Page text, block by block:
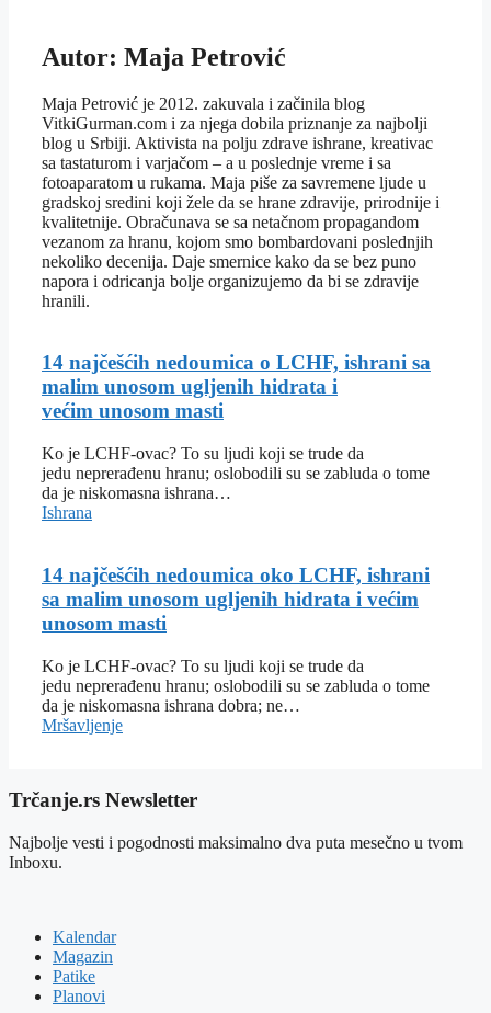
Autor: Maja Petrović
Maja Petrović je 2012. zakuvala i začinila blog
VitkiGurman.com i za njega dobila priznanje za najbolji
blog u Srbiji. Aktivista na polju zdrave ishrane, kreativac
sa tastaturom i varjačom – a u poslednje vreme i sa
fotoaparatom u rukama. Maja piše za savremene ljude u
gradskoj sredini koji žele da se hrane zdravije, prirodnije i
kvalitetnije. Obračunava se sa netačnom propagandom
vezanom za hranu, kojom smo bombardovani poslednjih
nekoliko decenija. Daje smernice kako da se bez puno
napora i odricanja bolje organizujemo da bi se zdravije
hranili.
14 najčešćih nedoumica o LCHF, ishrani sa
malim unosom ugljenih hidrata i
većim unosom masti
Ko je LCHF-ovac? To su ljudi koji se trude da
jedu neprerađenu hranu; oslobodili su se zabluda o tome
da je niskomasna ishrana…
Ishrana
14 najčešćih nedoumica oko LCHF, ishrani
sa malim unosom ugljenih hidrata i većim
unosom masti
Ko je LCHF-ovac? To su ljudi koji se trude da
jedu neprerađenu hranu; oslobodili su se zabluda o tome
da je niskomasna ishrana dobra; ne…
Mršavljenje
Trčanje.rs Newsletter
Najbolje vesti i pogodnosti maksimalno dva puta mesečno u tvom
Inboxu.
Kalendar
Magazin
Patike
Planovi